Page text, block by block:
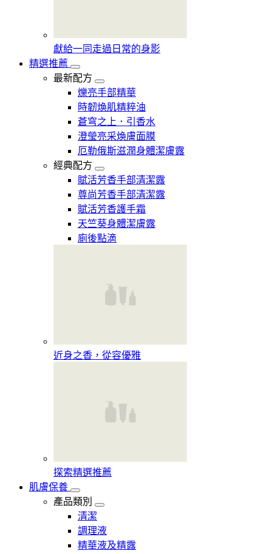
獻給一同走過日常的身影
精選推薦
最新配方
爍亮手部精華
時韌煥肌精粹油
蒼穹之上．引香水
澄瑩亮采煥膚面膜
厄勒俄斯滋潤身體潔膚露
經典配方
賦活芳香手部清潔露
尊尚芳香手部清潔露
賦活芳香護手霜
天竺葵身體潔膚露
廁後點滴
近身之香，從容優雅
探索精選推薦
肌膚保養
產品類別
清潔
調理液
精華液及精露